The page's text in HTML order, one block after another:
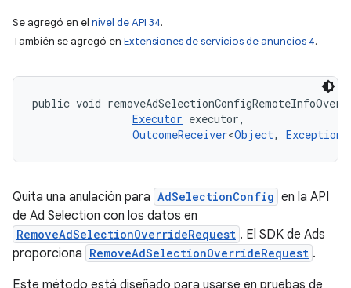
Se agregó en el nivel de API 34.
También se agregó en Extensiones de servicios de anuncios 4.
public void
Executor executor,
OutcomeReceiver<Object, Exception
Quita una anulación para AdSelectionConfig en la API
de Ad Selection con los datos en
RemoveAdSelectionOverrideRequest . El SDK de Ads
proporciona RemoveAdSelectionOverrideRequest .
Este método está diseñado para usarse en pruebas de